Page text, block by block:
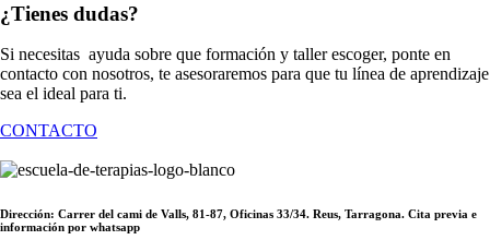
¿Tienes dudas?
Si necesitas ayuda sobre que formación y taller escoger, ponte en
contacto con nosotros, te asesoraremos para que tu línea de aprendizaje
sea el ideal para ti.
CONTACTO
Dirección: Carrer del cami de Valls, 81-87, Oficinas 33/34. Reus, Tarragona. Cita previa e
información por whatsapp